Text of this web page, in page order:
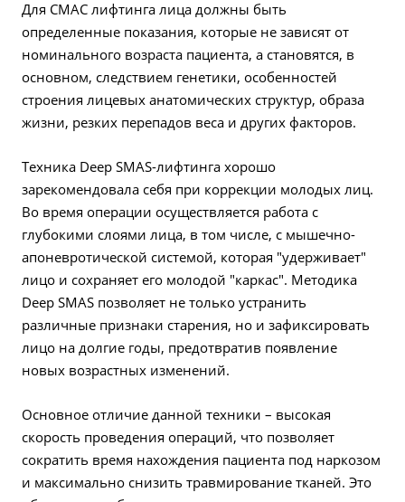
Для СМАС лифтинга лица должны быть
определенные показания, которые не зависят от
номинального возраста пациента, а становятся, в
основном, следствием генетики, особенностей
строения лицевых анатомических структур, образа
жизни, резких перепадов веса и других факторов.
Техника Deep SMAS-лифтинга хорошо
зарекомендовала себя при коррекции молодых лиц.
Во время операции осуществляется работа с
глубокими слоями лица, в том числе, с мышечно-
апоневротической системой, которая "удерживает"
лицо и сохраняет его молодой "каркас". Методика
Deep SMAS позволяет не только устранить
различные признаки старения, но и зафиксировать
лицо на долгие годы, предотвратив появление
новых возрастных изменений.
Основное отличие данной техники – высокая
скорость проведения операций, что позволяет
сократить время нахождения пациента под наркозом
и максимально снизить травмирование тканей. Это